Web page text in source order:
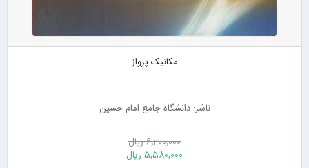
مکانیک پرواز
ناشر: دانشگاه جامع امام حسین
6٬200٬000 ریال
5٬580٬000 ریال